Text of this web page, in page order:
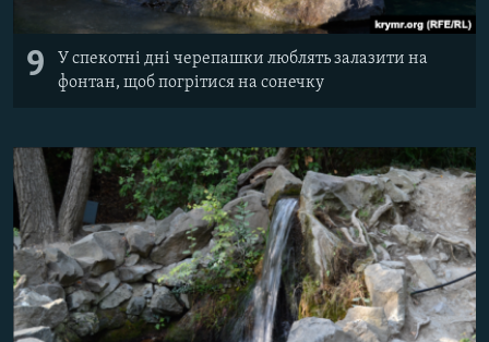
9
У спекотні дні черепашки люблять залазити на
фонтан, щоб погрітися на сонечку